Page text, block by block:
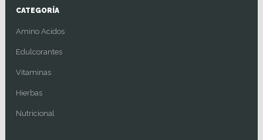
CATEGORÍA
Amino Acidos
Edulcorantes
Vitaminas
Hierbas
Nutricional